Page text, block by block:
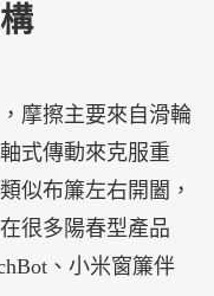
摩擦主要來自滑輪
式傳動來克服重
似布簾左右開闔，
很多陽春型產品
、小米窗簾伴